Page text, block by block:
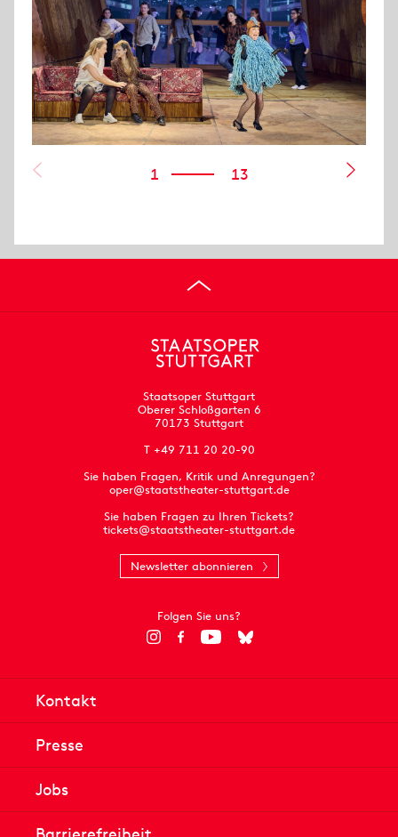
1 13
Staatsoper Stuttgart
Oberer Schloßgarten 6
70173 Stuttgart
T +49 711 20 20-90
Sie haben Fragen, Kritik und Anregungen?
oper@staatstheater-stuttgart.de
Sie haben Fragen zu Ihren Tickets?
tickets@staatstheater-stuttgart.de
Newsletter abonnieren
Folgen Sie uns?
Kontakt
Presse
Jobs